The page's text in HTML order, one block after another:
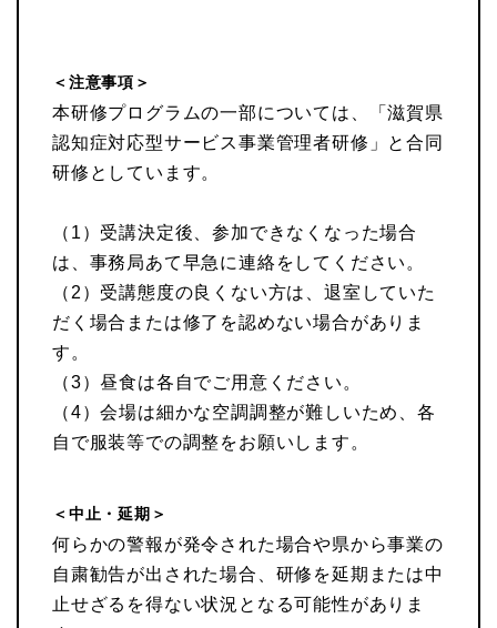
＜注意事項＞
本研修プログラムの一部については、「滋賀県
認知症対応型サービス事業管理者研修」と合同
研修としています。
（1）受講決定後、参加できなくなった場合
は、事務局あて早急に連絡をしてください。
（2）受講態度の良くない方は、退室していた
だく場合または修了を認めない場合がありま
す。
（3）昼食は各自でご用意ください。
（4）会場は細かな空調調整が難しいため、各
自で服装等での調整をお願いします。
＜中止・延期＞
何らかの警報が発令された場合や県から事業の
自粛勧告が出された場合、研修を延期または中
止せざるを得ない状況となる可能性がありま